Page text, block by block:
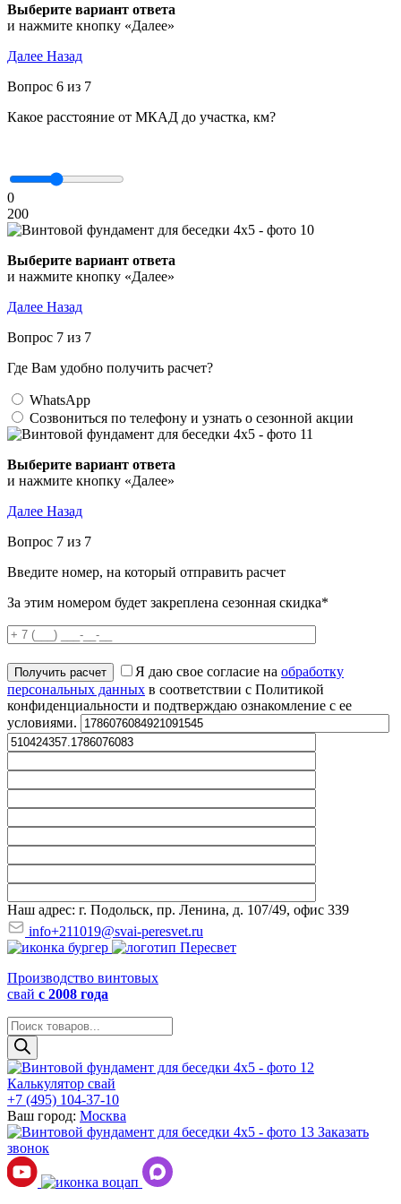
Выберите вариант ответа
и нажмите кнопку «Далее»
Далее Назад
Вопрос 6 из 7
Какое расстояние от МКАД до участка, км?
0
200
Выберите вариант ответа
и нажмите кнопку «Далее»
Далее Назад
Вопрос 7 из 7
Где Вам удобно получить расчет?
WhatsApp
Созвониться по телефону и узнать о сезонной акции
Выберите вариант ответа
и нажмите кнопку «Далее»
Далее Назад
Вопрос 7 из 7
Введите номер, на который отправить расчет
За этим номером будет закреплена сезонная скидка*
Я даю свое согласие на обработку
персональных данных в соответствии с Политикой
конфиденциальности и подтверждаю ознакомление с ее
условиями.
Наш адрес: г. Подольск, пр. Ленина, д. 107/49, офис 339
info+211019@svai-peresvet.ru
Производство винтовых
свай с 2008 года
Поиск
товаров
Калькулятор свай
+7 (495) 104-37-10
Ваш город: Москва
Заказать
звонок